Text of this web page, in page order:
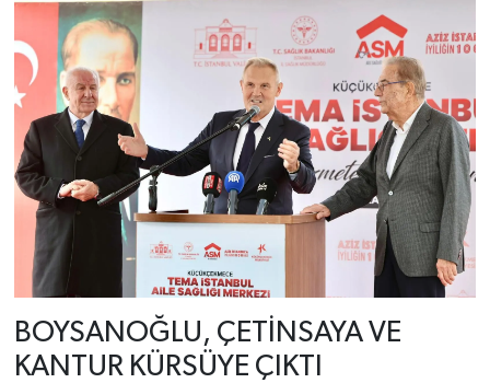
BOYSANOĞLU, ÇETİNSAYA VE
KANTUR KÜRSÜYE ÇIKTI